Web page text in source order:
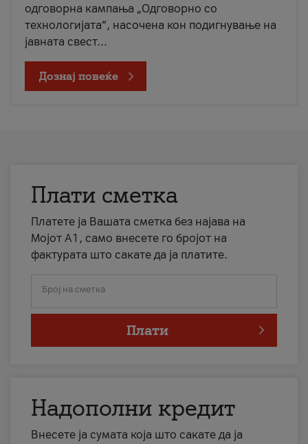
одговорна кампања „Одговорно со
технологијата“, насочена кон подигнување на
јавната свест...
Дознај повеќе
Плати сметка
Платете ја Вашата сметка без најава на
Мојот А1, само внесете го бројот на
фактурата што сакате да ја платите.
Број на сметка
Плати
Надополни кредит
Внесете ја сумата која што сакате да ја